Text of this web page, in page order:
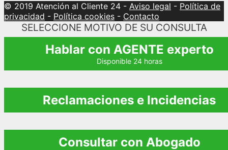
© 2019 Atención al Cliente 24 - Aviso legal - Política de
privacidad - Política cookies - Contacto
SELECCIONE MOTIVO DE SU CONSULTA
Hablar con AGENTE experto
Disponible 24 horas
Reclamaciones e Incidencias
Consultar con Abogado